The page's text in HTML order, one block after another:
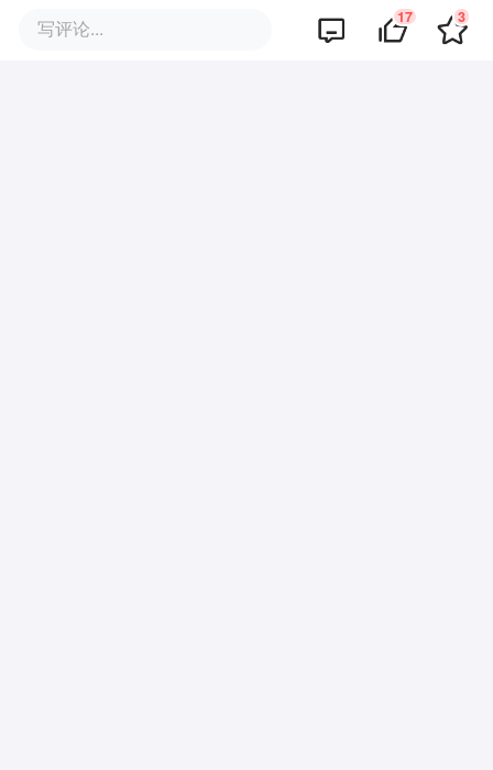
曝自变量赴港递表，成立两年
半，字节阿里美团齐抬轿
写评论... 17 3